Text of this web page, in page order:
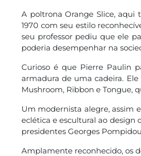
A poltrona Orange Slice, aqui
1970 com seu estilo
seu professor pediu que ele
poderia desempenhar na
Curioso é que Pierre Paulin
armadura de uma cadeira.
Mushroom, Ribbon e Tongue,
Um modernista alegre, assim
eclética e escultural ao design
presidentes Georges
Amplamente reconhecido, os